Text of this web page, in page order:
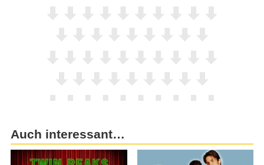
Auch interessant…